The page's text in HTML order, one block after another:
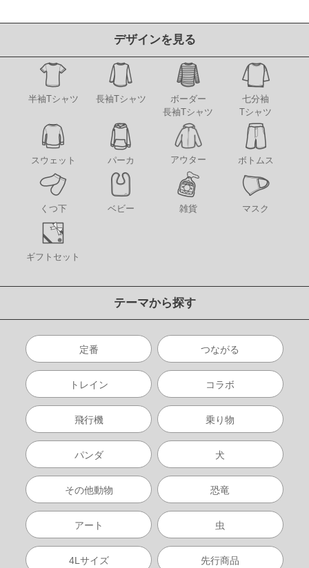
デザインを見る
半袖Tシャツ 長袖Tシャツ
ボーダー
長袖Tシャツ
七分袖
Tシャツ
スウェット パーカ アウター ボトムス
くつ下 ベビー 雑貨 マスク
ギフトセット
テーマから探す
定番 つながる
トレイン コラボ
飛行機 乗り物
パンダ 犬
その他動物 恐竜
アート 虫
4Lサイズ 先行商品